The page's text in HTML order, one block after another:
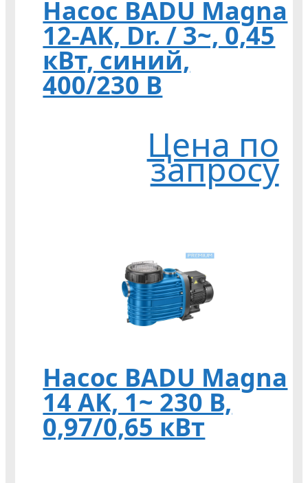
Насос BADU Magna
12-AK, Dr. / 3~, 0,45
кВт, синий,
400/230 В
Цена по
запросу
Насос BADU Magna
14 AK, 1~ 230 В,
0,97/0,65 кВт